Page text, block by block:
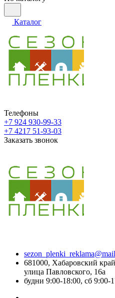
Каталог
Телефоны
+7 924 930-99-33
+7 4217 51-93-03
Заказать звонок
681000, Хабаровский
улица Павловского, 16а
будни 9:00-18:00, сб 9:00-